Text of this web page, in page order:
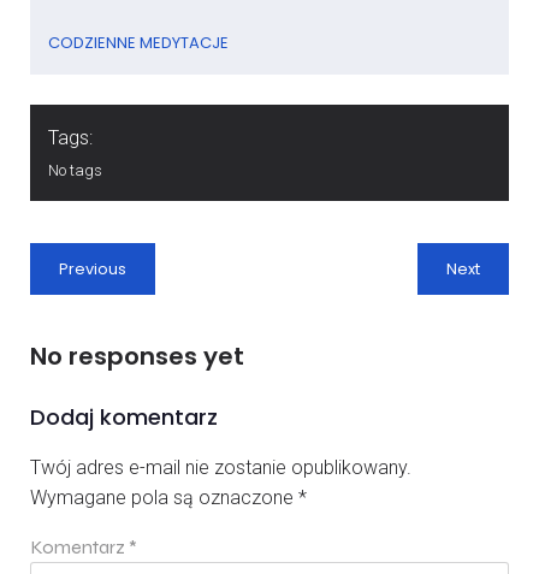
CODZIENNE MEDYTACJE
Tags:
No tags
Previous Next
No responses yet
Dodaj komentarz
Twój adres e-mail nie zostanie opublikowany.
Wymagane pola są oznaczone *
Komentarz *